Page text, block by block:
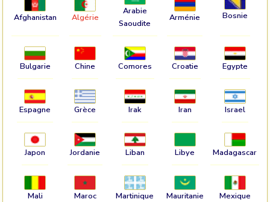
Afghanistan Algérie
Arabie
Saoudite
Arménie Bosnie
Bulgarie Chine Comores Croatie Egypte
Espagne Grèce Irak Iran Israel
Japon Jordanie Liban Libye Madagascar
Mali Maroc Martinique Mauritanie Mexique